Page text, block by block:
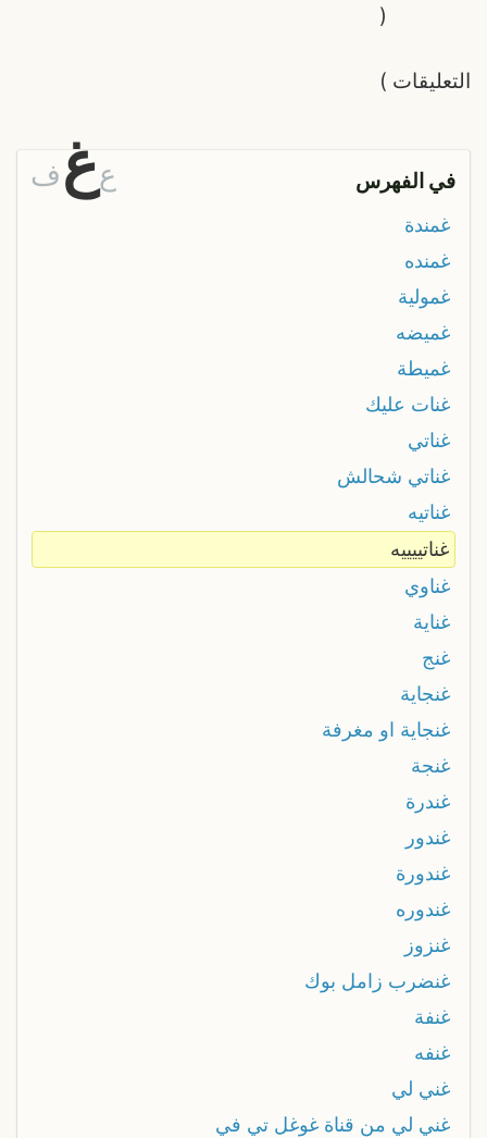
التعليقات
(
)
في الفهرس عغف
غمندة
غمنده
غمولية
غميضه
غميطة
غنات عليك
غناتي
غناتي شحالش
غناتيه
غناتييييه
غناوي
غناية
غنج
غنجاية
غنجاية او مغرفة
غنجة
غندرة
غندور
غندورة
غندوره
غنزوز
غنضرب زامل بوك
غنفة
غنفه
غني لي
غني لي من قناة غوغل تي في